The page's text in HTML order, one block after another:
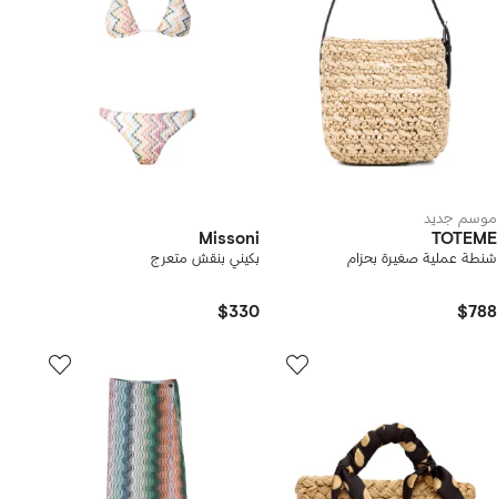
موسم جديد
TOTEME
شنطة عملية صغيرة بحزام
$788
Missoni
بكيني بنقش متعرج
$330